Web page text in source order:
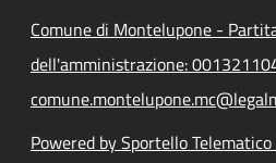
Comune di Montelupone -
dell'amministrazione:
Powered by Sportello